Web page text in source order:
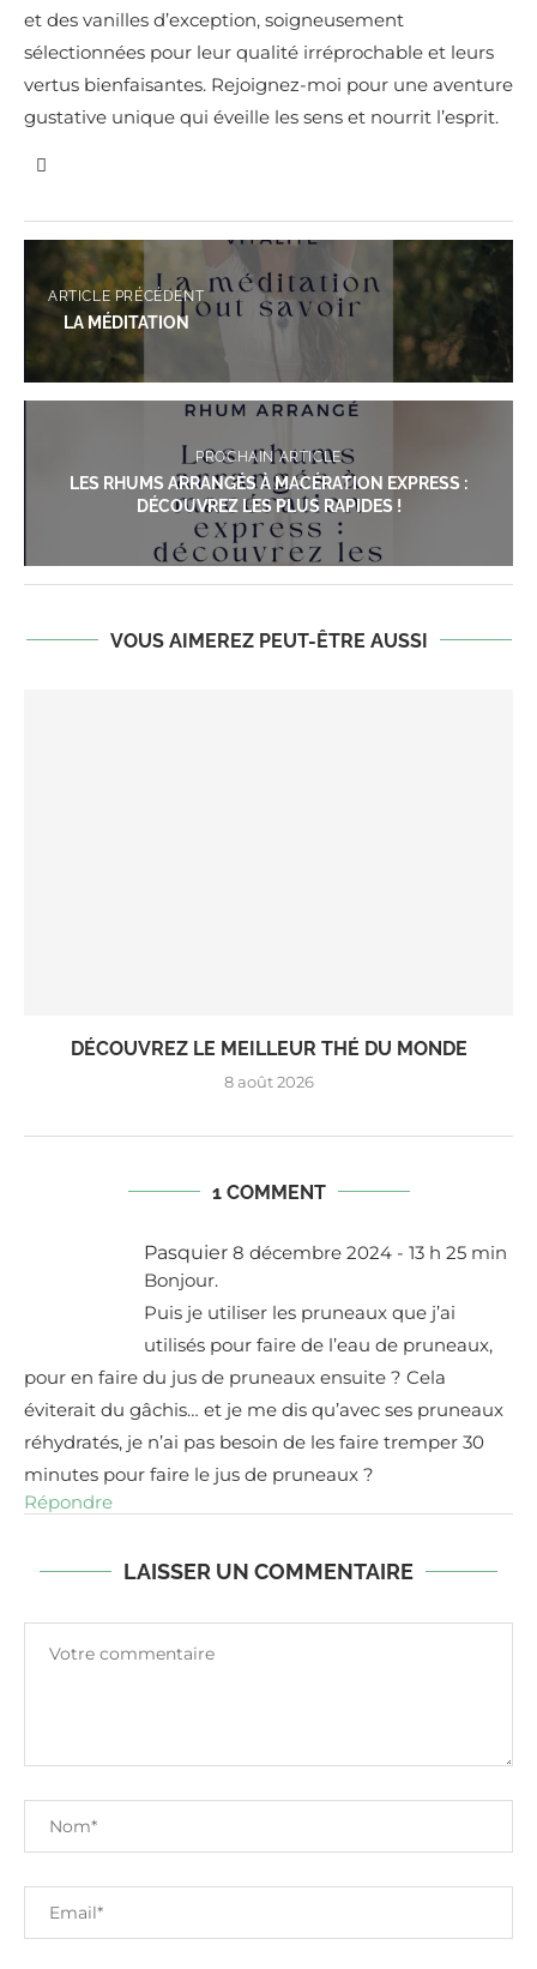
et des vanilles d’exception, soigneusement
sélectionnées pour leur qualité irréprochable et leurs
vertus bienfaisantes. Rejoignez-moi pour une aventure
gustative unique qui éveille les sens et nourrit l’esprit.
ARTICLE PRÉCÉDENT
LA MÉDITATION
PROCHAIN ARTICLE
LES RHUMS ARRANGÉS À MACÉRATION EXPRESS :
DÉCOUVREZ LES PLUS RAPIDES !
VOUS AIMEREZ PEUT-ÊTRE AUSSI
DÉCOUVREZ LE MEILLEUR THÉ DU MONDE
8 août 2026
1 COMMENT
Pasquier 8 décembre 2024 - 13 h 25 min
Bonjour.
Puis je utiliser les pruneaux que j’ai
utilisés pour faire de l’eau de pruneaux,
pour en faire du jus de pruneaux ensuite ? Cela
éviterait du gâchis… et je me dis qu’avec ses pruneaux
réhydratés, je n’ai pas besoin de les faire tremper 30
minutes pour faire le jus de pruneaux ?
Répondre
LAISSER UN COMMENTAIRE